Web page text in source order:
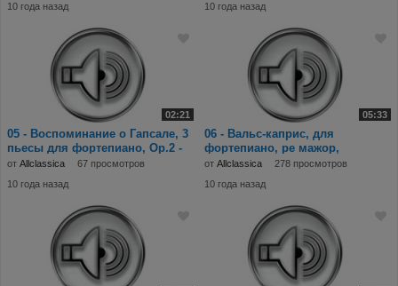
10 года назад
10 года назад
02:21
05 - Воспоминание о Гапсале, 3
пьесы для фортепиано, Op.2 -
III. Song
от Allclassica
67 просмотров
10 года назад
05:33
06 - Вальс-каприс, для
фортепиано, ре мажор,
Op.4.mp3
от Allclassica
278 просмотров
10 года назад